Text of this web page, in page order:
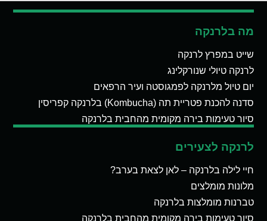
מה בלרנקה
שייט במפרץ לרנקה
לרנקה טיולי שנורקלינג
יום טיול מלרנקה לפמגוסטה ועיר הרפאים
סדנה להכנת פטריית תה (Kombucha) בלרנקה קפריסין
סיור טעימות בירה מקומית מהחבית בלרנקה
לרנקה לצעירים
חיי לילה בלרנקה – לאן לצאת בערב?
מלונות מומלצים
טברנות מומלצות בלרנקה
סיור טעימות בירה מקומית מהחבית בלרנקה